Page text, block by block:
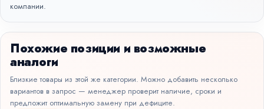
компании.
Похожие позиции и возможные
аналоги
Близкие товары из этой же категории. Можно добавить несколько
вариантов в запрос — менеджер проверит наличие, сроки и
предложит оптимальную замену при дефиците.